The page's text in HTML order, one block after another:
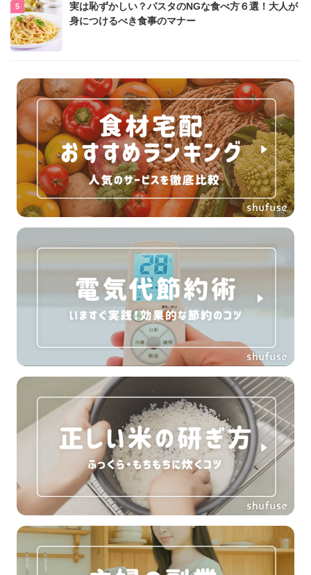
実は恥ずかしい？パスタのNGな食べ方６選！大人が
身につけるべき食事のマナー